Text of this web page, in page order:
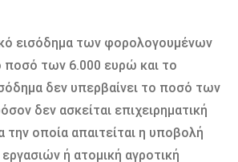
εισόδημα των φορολογουμένων
ποσό των 6.000 ευρώ και το
δεν υπερβαίνει το ποσό των
δεν ασκείται επιχειρηματική
την οποία απαιτείται η υποβολή
ή ατομική αγροτική